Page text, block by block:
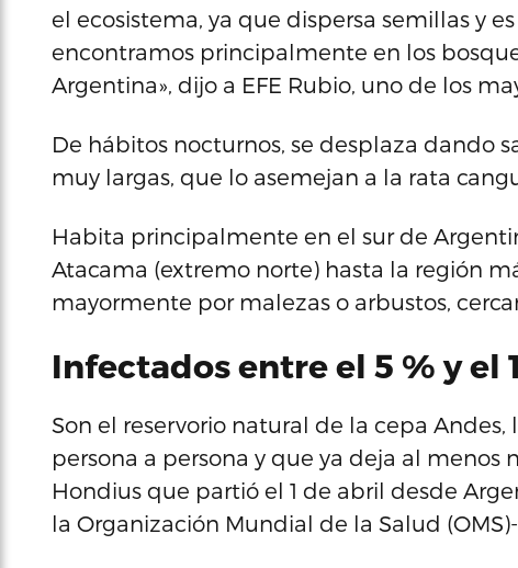
el ecosistema, ya que dispersa semillas y
encontramos principalmente en los
Argentina», dijo a EFE Rubio, uno de los
De hábitos nocturnos, se desplaza dando
muy largas, que lo asemejan a la rata
Habita principalmente en el sur de
Atacama (extremo norte) hasta la región
mayormente por malezas o arbustos,
Infectados entre el 5 % y el
Son el reservorio natural de la cepa
persona a persona y que ya deja al menos
Hondius que partió el 1 de abril desde
la Organización Mundial de la Salud